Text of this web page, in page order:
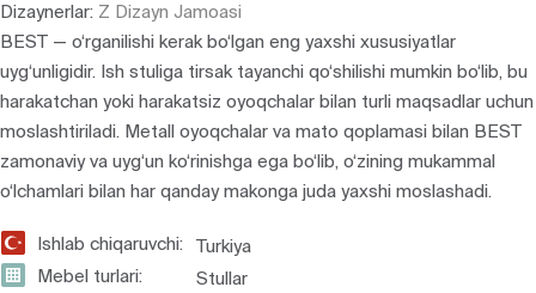
Dizaynerlar: Z Dizayn Jamoasi
BEST — o‘rganilishi kerak bo‘lgan eng yaxshi xususiyatlar
uyg‘unligidir. Ish stuliga tirsak tayanchi qo‘shilishi mumkin bo‘lib, bu
harakatchan yoki harakatsiz oyoqchalar bilan turli maqsadlar uchun
moslashtiriladi. Metall oyoqchalar va mato qoplamasi bilan BEST
zamonaviy va uyg‘un ko‘rinishga ega bo‘lib, o‘zining mukammal
o‘lchamlari bilan har qanday makonga juda yaxshi moslashadi.
Ishlab chiqaruvchi:
Turkiya
Mebel turlari:
Stullar